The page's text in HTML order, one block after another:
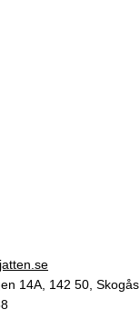
14A, 142 50, Skogås